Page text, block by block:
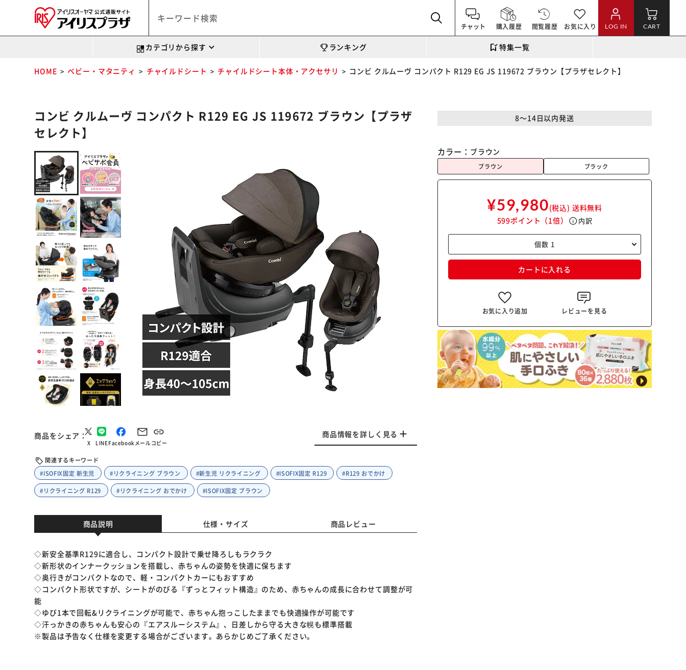
チャット 購入履歴 閲覧履歴 お気に入り LOG IN CART
カテゴリから探す ランキング 特集一覧
HOME ベビー・マタニティ チャイルドシート チャイルドシート本体・アクセサリ コンビ クルムーヴ コンパクト R129 EG JS 119672 ブラウン【プラザセレクト】
コンビ クルムーヴ コンパクト R129 EG JS 119672 ブラウン【プラザ
セレクト】
商品をシェア
X LINEFacebook メールコピー
商品情報を詳しく見る
関連するキーワード
#ISOFIX固定 新生児
#リクライニング ブラウン #新生児 リクライニング #ISOFIX固定 R129 #R129 おでかけ
#リクライニング R129 #リクライニング おでかけ #ISOFIX固定 ブラウン
8～14日以内発送
カラー： ブラウン
ブラウン ブラック
¥59,980(税込) 送料無料
599ポイント （1倍） info内訳
カートに入れる
お気に入り追加 レビューを見る
商品説明 仕様・サイズ 商品レビュー
◇新安全基準R129に適合し、コンパクト設計で乗せ降ろしもラクラク
◇新形状のインナークッションを搭載し、赤ちゃんの姿勢を快適に保ちます
◇奥行きがコンパクトなので、軽・コンパクトカーにもおすすめ
◇コンパクト形状ですが、シートがのびる『ずっとフィット構造』のため、赤ちゃんの成長に合わせて調整が可
能
◇ゆび1本で回転&リクライニングが可能で、赤ちゃん抱っこしたままでも快適操作が可能です
◇汗っかきの赤ちゃんも安心の『エアスルーシステム』、日差しから守る大きな幌も標準搭載
※製品は予告なく仕様を変更する場合がございます。あらかじめご了承ください。